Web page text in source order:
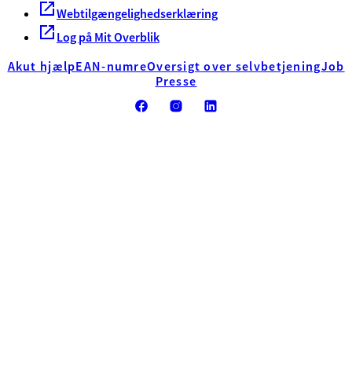
Webtilgængelighedserklæring
Log på Mit Overblik
Akut hjælpEAN-numreOversigt over selvbetjeningJob
Presse